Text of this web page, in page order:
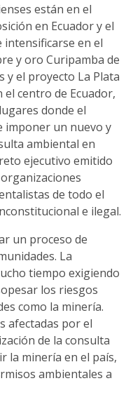
están en el
en Ecuador y el
intensificarse en el
y oro Curipamba de
y el proyecto La Plata
centro de Ecuador,
donde el
imponer un nuevo y
ambiental en
ejecutivo emitido
de todo el
e ilegal.
un proceso de
La
tiempo exigiendo
los riesgos
como la minería.
afectadas por el
de la consulta
la minería en el país,
ambientales a